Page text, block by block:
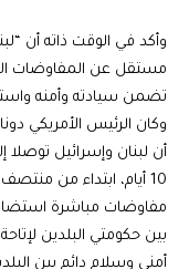
وأكد في الوقت ذاته أن
مستقل عن المفاوضات
تضمن سيادته وأمنه
أن لبنان وإسرائيل توصلا
بين حكومتي البلدين
أمني وسلام دائم بين